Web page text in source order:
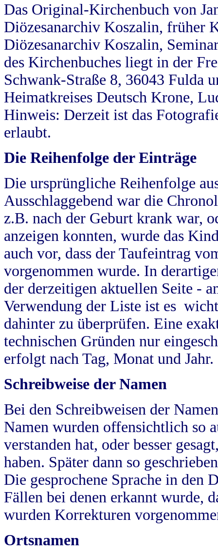
Das Original-Kirchenbuch von
Diözesanarchiv Koszalin, früher
Diözesanarchiv Koszalin,
des Kirchenbuches liegt in der
Schwank-Straße 8, 36043 Fulda
Heimatkreises Deutsch Krone,
Hinweis: Derzeit ist das
erlaubt.
Die Reihenfolge der Einträge
Die ursprüngliche Reihenfolge
Ausschlaggebend war die
z.B. nach der Geburt krank war,
anzeigen konnten, wurde das
auch vor, dass der Taufeintrag
vorgenommen wurde. In
der derzeitigen aktuellen Seite -
Verwendung der Liste ist es
dahinter zu überprüfen. Eine
technischen Gründen nur
erfolgt nach Tag, Monat und Jahr.
Schreibweise der Namen
Bei den Schreibweisen der
Namen wurden offensichtlich so
verstanden hat, oder besser
haben. Später dann so
Die gesprochene Sprache in
Fällen bei denen erkannt wurde,
wurden Korrekturen
Ortsnamen